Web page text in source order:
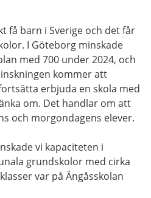
få barn i Sverige och det får
I Göteborg minskade
med 700 under 2024, och
kommer att
erbjuda en skola med
om. Det handlar om att
och morgondagens elever.
vi kapaciteten i
grundskolor med cirka
var på Ängåsskolan